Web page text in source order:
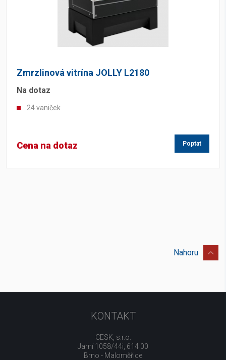
Zmrzlinová vitrína JOLLY L2180
Na dotaz
24 vaniček
Cena na dotaz Poptat
Nahoru
KONTAKT
CESK, s.r.o.
Jarní 1058/44i, 614 00
Brno - Maloměřice